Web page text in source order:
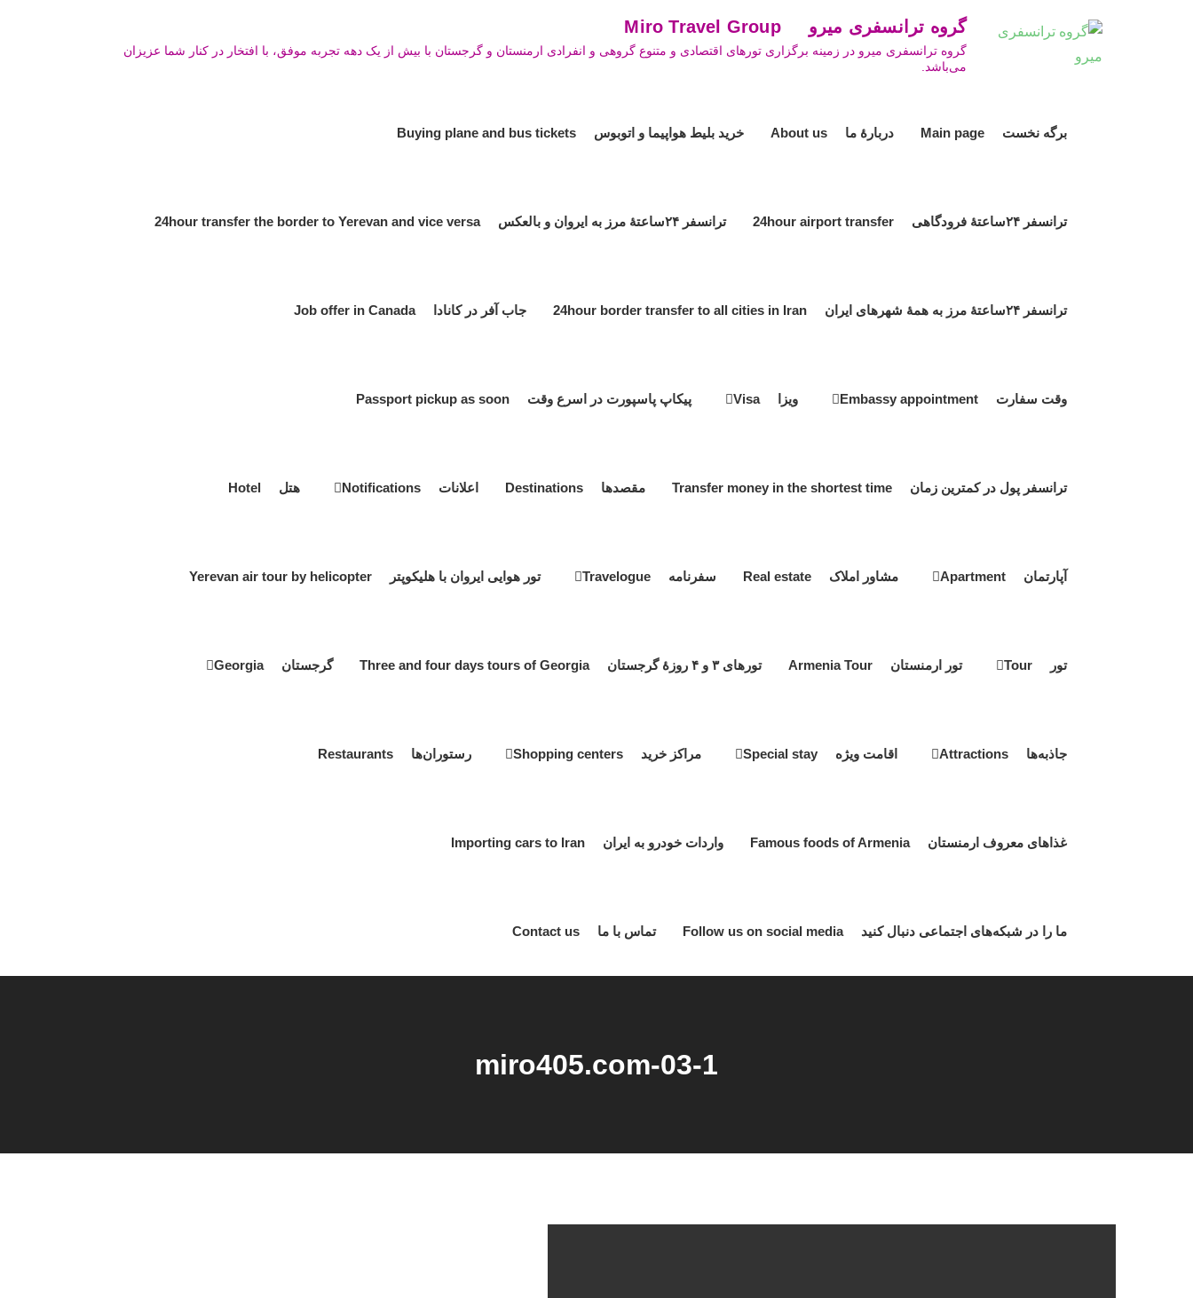
گروه ترانسفری میرو Miro Travel Group
گروه ترانسفری میرو در زمینه برگزاری تورهای اقتصادی و متنوع گروهی و انفرادی ارمنستان و گرجستان با بیش از یک دهه تجربه موفق، با افتخار در کنار شما عزیزان
می‌باشد.
برگه نخست Main page دربارۀ ما About us خرید بلیط هواپیما و اتوبوس Buying plane and bus tickets
ترانسفر ۲۴ساعتۀ فرودگاهی 24hour airport transfer ترانسفر ۲۴ساعتۀ مرز به ایروان و بالعکس 24hour transfer the border to Yerevan and vice versa
ترانسفر ۲۴ساعتۀ مرز به همۀ شهرهای ایران 24hour border transfer to all cities in Iran جاب آفر در کانادا Job offer in Canada
وقت سفارت Embassy appointment ویزا Visa پیکاپ پاسپورت در اسرع وقت Passport pickup as soon
ترانسفر پول در کمترین زمان Transfer money in the shortest time مقصدها Destinations اعلانات Notifications هتل Hotel
آپارتمان Apartment مشاور املاک Real estate سفرنامه Travelogue تور هوایی ایروان با هلیکوپتر Yerevan air tour by helicopter
تور Tour تور ارمنستان Armenia Tour تورهای ۳ و ۴ روزۀ گرجستان Three and four days tours of Georgia گرجستان Georgia
جاذبه‌ها Attractions اقامت ویژه Special stay مراکز خرید Shopping centers رستوران‌ها Restaurants
غذاهای معروف ارمنستان Famous foods of Armenia واردات خودرو به ایران Importing cars to Iran
ما را در شبکه‌های اجتماعی دنبال کنید Follow us on social media تماس با ما Contact us
miro405.com-03-1